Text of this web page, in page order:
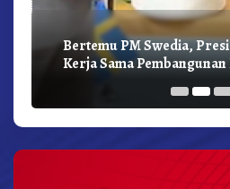
Bertemu PM Swedia,
Kerja Sama